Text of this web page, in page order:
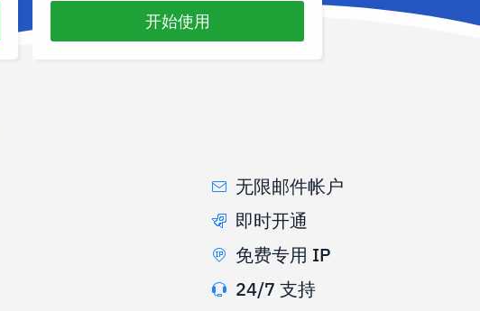
开始使用
无限邮件帐户
即时开通
免费专用 IP
24/7 支持